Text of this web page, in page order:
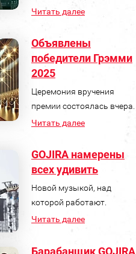
Читать далее
Объявлены
победители Грэмми
2025
Церемония вручения
премии состоялась вчера.
Читать далее
GOJIRA намерены
всех удивить
Новой музыкой, над
которой работают.
Читать далее
Барабанщик GOJIRA